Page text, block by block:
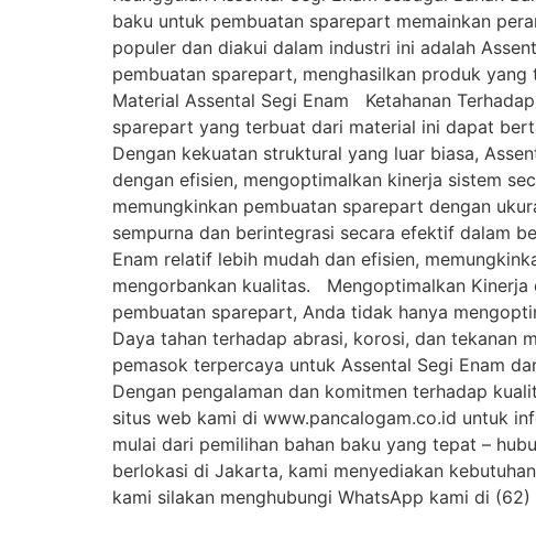
baku untuk pembuatan sparepart memainkan
populer dan diakui dalam industri ini adalah
pembuatan sparepart, menghasilkan produk
Material Assental Segi Enam Ketahanan
sparepart yang terbuat dari material ini dapat
Dengan kekuatan struktural yang luar biasa,
dengan efisien, mengoptimalkan kinerja sistem
memungkinkan pembuatan sparepart dengan
sempurna dan berintegrasi secara efektif dalam
Enam relatif lebih mudah dan efisien,
mengorbankan kualitas. Mengoptimalkan
pembuatan sparepart, Anda tidak hanya
Daya tahan terhadap abrasi, korosi, dan tekanan
pemasok terpercaya untuk Assental Segi Enam
Dengan pengalaman dan komitmen terhadap
situs web kami di www.pancalogam.co.id untuk
mulai dari pemilihan bahan baku yang tepat –
berlokasi di Jakarta, kami menyediakan
kami silakan menghubungi WhatsApp kami di